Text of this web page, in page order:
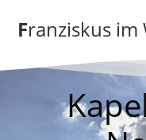
Inhalt
springenFranziskus